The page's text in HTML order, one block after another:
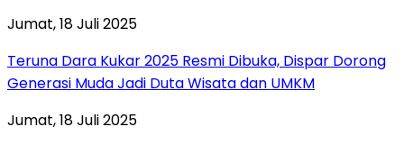
Jumat, 18 Juli 2025
Teruna Dara Kukar 2025 Resmi Dibuka, Dispar Dorong
Generasi Muda Jadi Duta Wisata dan UMKM
Jumat, 18 Juli 2025